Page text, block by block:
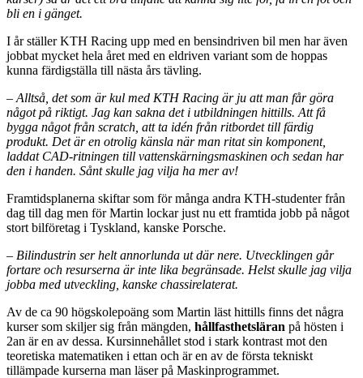
bli en i gänget.
I år ställer KTH Racing upp med en bensindriven bil men har även
jobbat mycket hela året med en eldriven variant som de hoppas
kunna färdigställa till nästa års tävling.
– Alltså, det som är kul med KTH Racing är ju att man får göra
något på riktigt. Jag kan sakna det i utbildningen hittills. Att få
bygga något från scratch, att ta idén från ritbordet till färdig
produkt. Det är en otrolig känsla när man ritat sin komponent,
laddat CAD-ritningen till vattenskärningsmaskinen och sedan har
den i handen. Sånt skulle jag vilja ha mer av!
Framtidsplanerna skiftar som för många andra KTH-studenter från
dag till dag men för Martin lockar just nu ett framtida jobb på något
stort bilföretag i Tyskland, kanske Porsche.
– Bilindustrin ser helt annorlunda ut där nere. Utvecklingen går
fortare och resurserna är inte lika begränsade. Helst skulle jag vilja
jobba med utveckling, kanske chassirelaterat.
Av de ca 90 högskolepoäng som Martin läst hittills finns det några
kurser som skiljer sig från mängden, hållfasthetsläran på hösten i
2an är en av dessa. Kursinnehållet stod i stark kontrast mot den
teoretiska matematiken i ettan och är en av de första tekniskt
tillämpade kurserna man läser på Maskinprogrammet.